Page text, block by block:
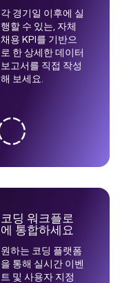
각 경기일 이후에 실
행할 수 있는, 자체
채용 KPI를 기반으
로 한 상세한 데이터
보고서를 직접 작성
해 보세요.
코딩 워크플로
에 통합하세요
원하는 코딩 플랫폼
을 통해 실시간 이벤
트 및 사용자 지정